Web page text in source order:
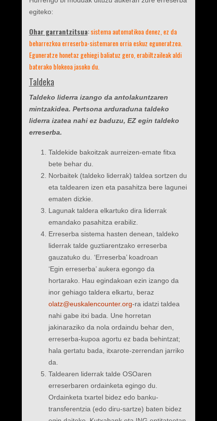
egiteko:
Ohar garrantzitsua:sistema automatikoa denez, ez da
beharrezkoa erreserba-sistemaren orria eskuz eguneratzea.
Eguneratze honetaz gehiegi baliatuz gero, erabiltzaileak aldi
baterako blokeoa jasoko du.
Taldeka
Taldeko liderra izango da antolakuntzaren
mintzakidea. Pertsona arduraduna taldeko
liderra izatea nahi ez baduzu, EZ egin taldeko
erreserba.
Taldekide bakoitzak aurreizen-emate fitxa
bete behar du.
Norbaitek (taldeko liderrak) taldea sortzen du
eta taldearen izen eta pasahitza bere lagunei
ematen dizkie.
Lagunak taldera elkartuko dira liderrak
emandako pasahitza erabiliz.
Erreserba sistema hasten denean, taldeko
liderrak talde guztiarentzako erreserba
gauzatuko du. ‘Erreserba’ koadroan
‘Egin erreserba’ aukera egongo da
hortarako. Hau egindakoan ezin izango da
inor gehiago taldera elkartu, beraz
olatz@euskalencounter.org-ra idatzi taldea
nahi gabe itxi bada. Une horretan
jakinaraziko da nola ordaindu behar den,
erreserba-kupoa agortu ez bada behintzat;
hala gertatu bada, itxarote-zerrendan jarriko
da.
Taldearen liderrak talde OSOaren
erreserbaren ordainketa egingo du.
Ordainketa txartel bidez edo banku-
transferentzia (edo diru-sartze) baten bidez